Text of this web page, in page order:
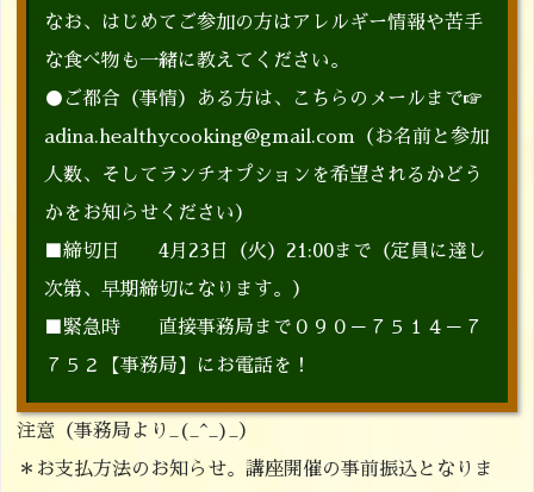
なお、はじめてご参加の方はアレルギー情報や苦手
な食べ物も一緒に教えてください。
●ご都合（事情）ある方は、こちらのメールまで☞
adina.healthycooking@gmail.com（お名前と参加
人数、そしてランチオプションを希望されるかどう
かをお知らせください）
■締切日 4月23日（火）21:00まで（定員に達し
次第、早期締切になります。）
■緊急時 直接事務局まで０９０－７５１４－７
７５２【事務局】にお電話を！
注意（事務局より_(_^_)_）
＊お支払方法のお知らせ。講座開催の事前振込となりま